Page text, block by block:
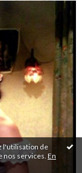
l'utilisation de
services. En